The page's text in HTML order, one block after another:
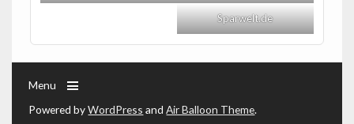
Sparwelt.de
Menu
Powered byWordPress andAir Balloon Theme.